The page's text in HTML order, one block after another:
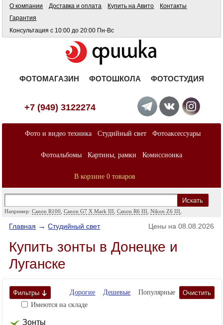
О компании Доставка и оплата Купить на Авито
Контакты
Гарантия
Консультация с 10:00 до 20:00 Пн-Вс
ФОТОМАГАЗИН ФОТОШКОЛА ФОТОСТУДИЯ
+7 (949) 3122274
Фото и видео техника Студийный свет Фотоаксессуары
Фотоальбомы Картины, рамки Комиссионка
В корзине 0 товаров
Искать
Например:Canon R100 ,Canon G7 X Mark III ,Canon R6 III ,Nikon Z6 III
Цены на 08.08.2026
Главная →Студийный свет
Купить зонты в Донецке и
Луганске
Очистить
Фильтры Дорогие Дешевые
Популярные
Имеются на складе
Зонты